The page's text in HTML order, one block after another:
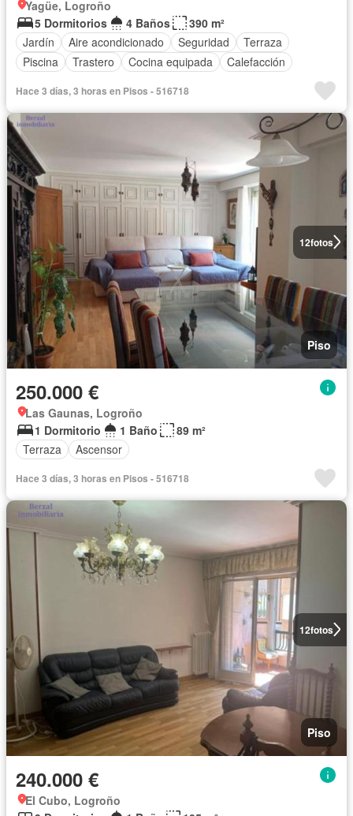
Yagüe, Logroño
5 Dormitorios
4 Baños
390 m²
Jardín
Aire acondicionado Seguridad
Terraza
Piscina
Trastero Cocina equipada Calefacción
Hace 3 días, 3 horas en Pisos - 516718
12fotos
Piso
250.000 €
Las Gaunas, Logroño
1 Dormitorio
1 Baño
89 m²
Terraza
Ascensor
Hace 3 días, 3 horas en Pisos - 516718
12fotos
Piso
240.000 €
El Cubo, Logroño